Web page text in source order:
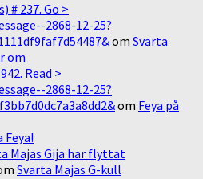
# 237. Go >
2868-12-25?
om Svarta
om
Read >
2868-12-25?
om Feya på
Feya!
Majas Gija har flyttat
Svarta Majas G-kull